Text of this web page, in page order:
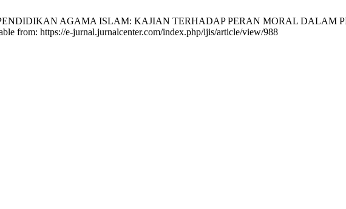
AGAMA ISLAM: KAJIAN TERHADAP PERAN MORAL DALAM
from: https://e-jurnal.jurnalcenter.com/index.php/ijis/article/view/988